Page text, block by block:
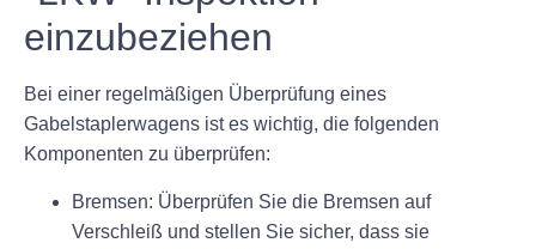
einzubeziehen
Bei einer regelmäßigen Überprüfung eines
Gabelstaplerwagens ist es wichtig, die folgenden
Komponenten zu überprüfen:
Bremsen: Überprüfen Sie die Bremsen auf
Verschleiß und stellen Sie sicher, dass sie